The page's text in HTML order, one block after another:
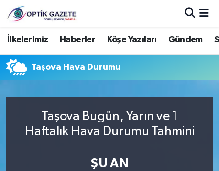
İlkelerimiz Haberler Köşe Yazıları Gündem
Taşova Hava Durumu
Taşova Bugün, Yarın ve 1
Haftalık Hava Durumu Tahmini
ŞU AN
Nöbetçi Eczaneler
Hava Durumu
Trafik Durumu
Süper Lig Puan Durumu ve Fikstür